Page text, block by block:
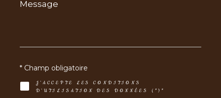
*
J'ACCEPTE LES CONDITIONS
D'UTILISATION DES DONNÉES (*)*
* Champ obligatoire